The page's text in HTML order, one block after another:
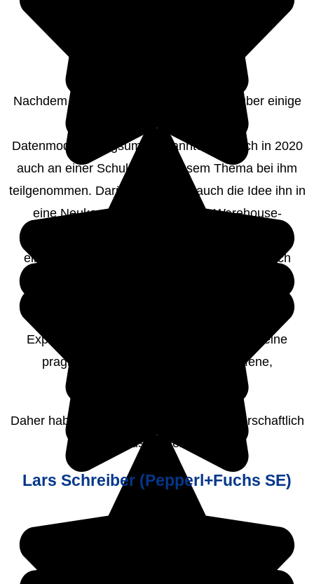
Nachdem ich Dr. Michael Hahne bereits über einige
Datenmodellierungsumfeld kannte, habe ich in 2020
auch an einer Schulung zu diesem Thema bei ihm
teilgenommen. Darüber entstand auch die Idee ihn in
eine Neukonzeption unser Data-Warehouse-
einzubinden, was in 2022 dann auch erfolgreich
Ich schätze Michael sehr für seine umfassende
Expertise im Bereich von BI & Analytics , seine
pragmatische Beratung und seine offene,
Daher haben wir auch nach wie vor partnerschaftlich
zusammen.
Lars Schreiber (Pepperl+Fuchs SE)